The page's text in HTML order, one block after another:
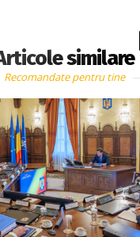
similare
Recomandate pentru tine